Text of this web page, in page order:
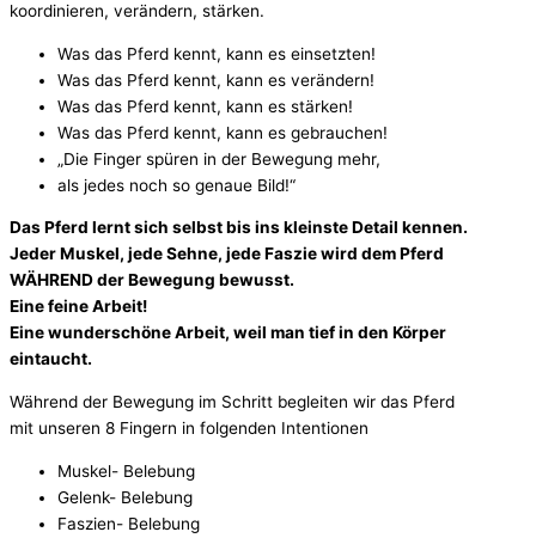
koordinieren, verändern, stärken.
Was das Pferd kennt, kann es einsetzten!
Was das Pferd kennt, kann es verändern!
Was das Pferd kennt, kann es stärken!
Was das Pferd kennt, kann es gebrauchen!
„Die Finger spüren in der Bewegung mehr,
als jedes noch so genaue Bild!“
Das Pferd lernt sich selbst bis ins kleinste Detail kennen.
Jeder Muskel, jede Sehne, jede Faszie wird dem Pferd
WÄHREND der Bewegung bewusst.
Eine feine Arbeit!
Eine wunderschöne Arbeit, weil man tief in den Körper
eintaucht.
Während der Bewegung im Schritt begleiten wir das Pferd
mit unseren 8 Fingern in folgenden Intentionen
Muskel- Belebung
Gelenk- Belebung
Faszien- Belebung